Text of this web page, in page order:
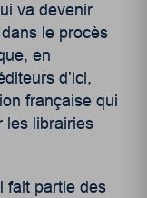
va devenir
le procès
en
d’ici,
française qui
les librairies
fait partie des